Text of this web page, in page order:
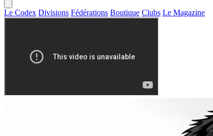
Le Codex Divisions Fédérations Boutique Clubs Le Magazine